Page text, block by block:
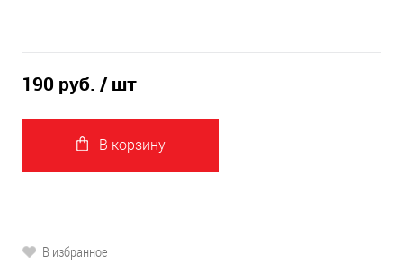
190 руб. / шт
В корзину
В избранное